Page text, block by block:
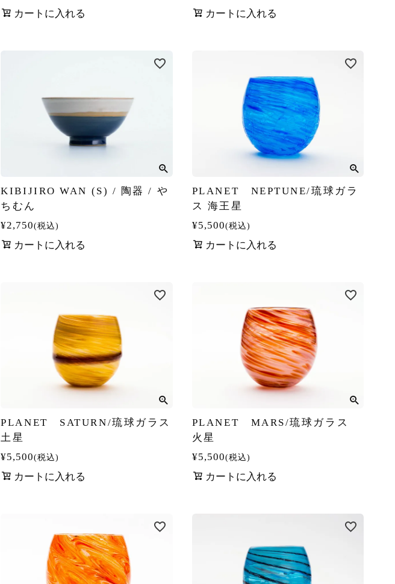
カートに入れる カートに入れる
KIBIJIRO WAN (S) / 陶器 / や
ちむん
¥2,750 税込
カートに入れる
PLANET NEPTUNE/琉球ガラ
ス 海王星
¥5,500 税込
カートに入れる
PLANET SATURN/琉球ガラス
土星
¥5,500 税込
カートに入れる
PLANET MARS/琉球ガラス
火星
¥5,500 税込
カートに入れる